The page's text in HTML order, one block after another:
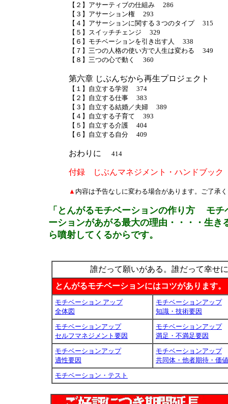
【２】アサーティブの仕組み 286
【３】アサーション権 293
【４】アサーションに関する３つのタイプ 315
【５】スイッチチェンジ 329
【６】モチベーションを引き出す人 338
【７】三つの人格の使い方で人生は変わる 349
【８】三つの心で動く 360
第六章 じぶんぢから再生プロジェクト
【１】自立する学習 374
【２】自立する仕事 383
【３】自立する結婚／夫婦 389
【４】自立する子育て 393
【５】自立する介護 404
【６】自立する自分 409
おわりに 414
付録 じぶんマネジメント・ハンドブック
▲ 内容は予告なしに変わる場合があります。ご了承
「とんがるモチベーションの作り方
モチ
ーションがあがる最大の理由・・・・生き
ら噴射してくるからです。
誰だって願いがある。誰だって幸せ
とんがるモチベーションにはコツがあります。
モチベーション アップ
全体図
モチベーションアップ
知識・技術要因
モチベーションアップ
セルフマネジメント要因
モチベーションアップ
満足・不満足要因
モチベーションアップ
適性要因
モチベーションアップ
共同体・他者期待・価
モチベーション・テスト